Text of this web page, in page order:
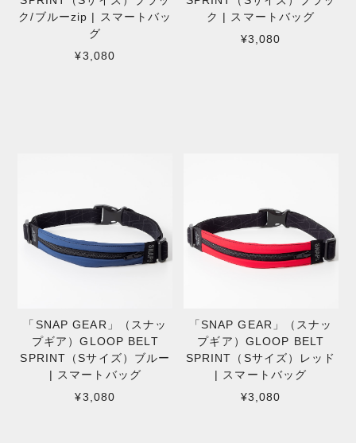
ク/ブルーzip | スマートバッ
グ
¥3,080
ク | スマートバッグ
¥3,080
「SNAP GEAR」（スナッ
プギア）GLOOP BELT
SPRINT（Sサイズ）ブルー
| スマートバッグ
¥3,080
「SNAP GEAR」（スナッ
プギア）GLOOP BELT
SPRINT（Sサイズ）レッド
| スマートバッグ
¥3,080